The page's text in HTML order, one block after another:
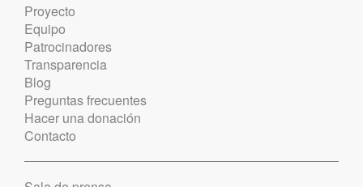
Proyecto
Equipo
Patrocinadores
Transparencia
Blog
Preguntas frecuentes
Hacer una donación
Contacto